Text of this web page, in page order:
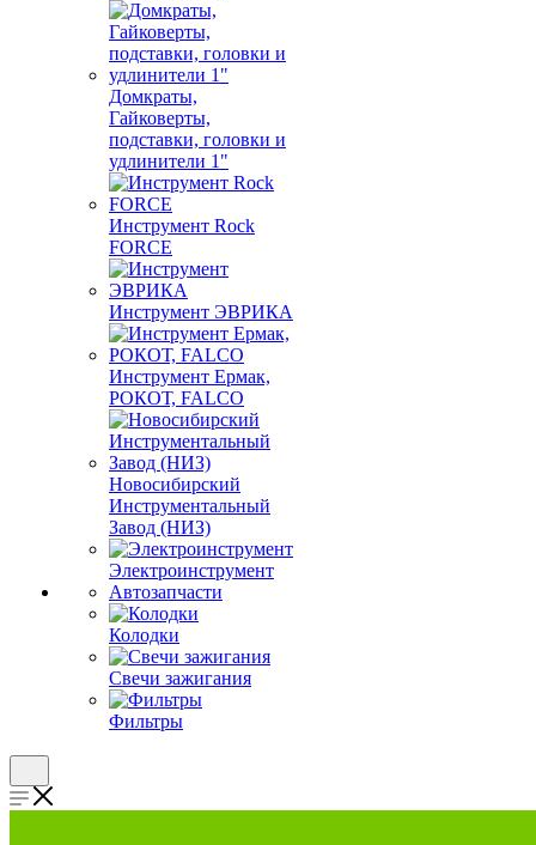
Домкраты,
Гайковерты,
подставки, головки и
удлинители 1"
Инструмент Rock
FORCE
Инструмент ЭВРИКА
Инструмент Ермак,
РОКОТ, FALCO
Новосибирский
Инструментальный
Завод (НИЗ)
Электроинструмент
Автозапчасти
Колодки
Свечи зажигания
Фильтры